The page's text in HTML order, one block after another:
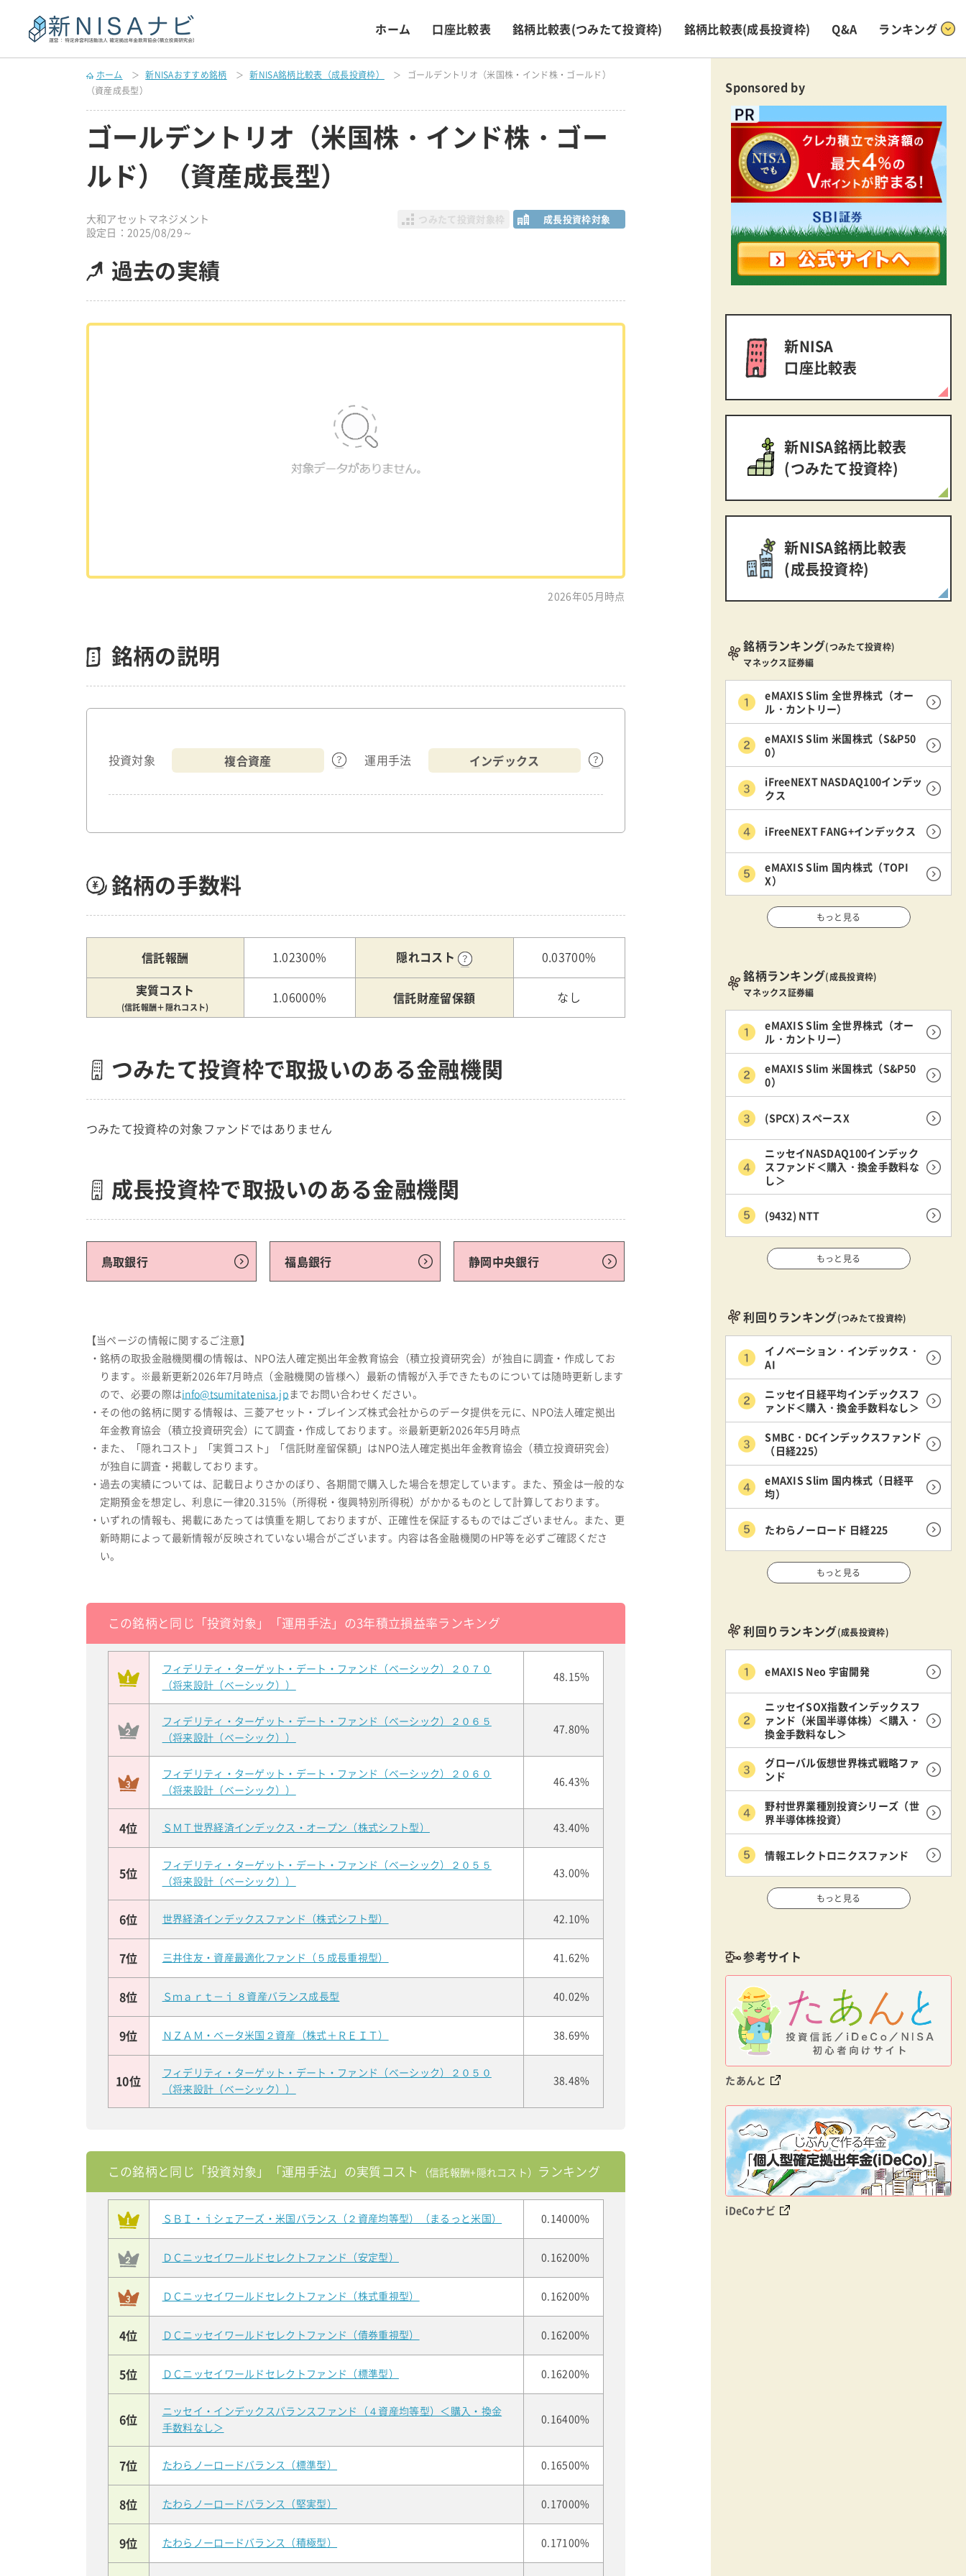
ホーム 口座比較表 銘柄比較表(つみたて投資枠) 銘柄比較表(成長投資枠) Q&A ランキング
ホーム 新NISAおすすめ銘柄 新NISA銘柄比較表（成長投資枠）
ゴールデントリオ（米国株・インド株・ゴールド）
（資産成長型）
ゴールデントリオ（米国株・インド株・ゴー
ルド）（資産成長型）
大和アセットマネジメント
設定日：2025/08/29～
つみたて投資対象枠 成長投資枠対象
過去の実績
2026年05月時点
銘柄の説明
投資対象 複合資産 運用手法 インデックス
銘柄の手数料
信託報酬 1.02300% 隠れコスト 0.03700%
実質コスト
(信託報酬＋隠れコスト)
1.06000% 信託財産留保額 なし
つみたて投資枠で取扱いのある金融機関
つみたて投資枠の対象ファンドではありません
成長投資枠で取扱いのある金融機関
鳥取銀行 福島銀行 静岡中央銀行
【当ページの情報に関するご注意】
・銘柄の取扱金融機関欄の情報は、NPO法人確定拠出年金教育協会（積立投資研究会）が独自に調査・作成してお
ります。※最新更新2026年7月時点（金融機関の皆様へ）最新の情報が入手できたものについては随時更新します
ので、必要の際はinfo@tsumitatenisa.jp までお問い合わせください。
・その他の銘柄に関する情報は、三菱アセット・ブレインズ株式会社からのデータ提供を元に、NPO法人確定拠出
年金教育協会（積立投資研究会）にて調査・作成しております。※最新更新2026年5月時点
・また、「隠れコスト」「実質コスト」「信託財産留保額」はNPO法人確定拠出年金教育協会（積立投資研究会）
が独自に調査・掲載しております。
・過去の実績については、記載日よりさかのぼり、各期間で購入した場合を想定しています。また、預金は一般的な
定期預金を想定し、利息に一律20.315%（所得税・復興特別所得税）がかかるものとして計算しております。
・いずれの情報も、掲載にあたっては慎重を期しておりますが、正確性を保証するものではございません。また、更
新時期によって最新情報が反映されていない場合がございます。内容は各金融機関のHP等を必ずご確認くださ
い。
この銘柄と同じ「投資対象」「運用手法」の3年積立損益率ランキング
フィデリティ・ターゲット・デート・ファンド（ベーシック）２０７０
（将来設計（ベーシック））
48.15%
フィデリティ・ターゲット・デート・ファンド（ベーシック）２０６５
（将来設計（ベーシック））
47.80%
フィデリティ・ターゲット・デート・ファンド（ベーシック）２０６０
（将来設計（ベーシック））
46.43%
4位 ＳＭＴ世界経済インデックス・オープン（株式シフト型） 43.40%
5位
フィデリティ・ターゲット・デート・ファンド（ベーシック）２０５５
（将来設計（ベーシック））
43.00%
6位 世界経済インデックスファンド（株式シフト型） 42.10%
7位 三井住友・資産最適化ファンド（５成長重視型） 41.62%
8位 Ｓｍａｒｔ－ｉ ８資産バランス成長型 40.02%
9位 ＮＺＡＭ・ベータ米国２資産（株式＋ＲＥＩＴ） 38.69%
10位
フィデリティ・ターゲット・デート・ファンド（ベーシック）２０５０
（将来設計（ベーシック））
38.48%
この銘柄と同じ「投資対象」「運用手法」の実質コスト （信託報酬+隠れコスト） ランキング
ＳＢＩ・ｉシェアーズ・米国バランス（２資産均等型）（まるっと米国） 0.14000%
ＤＣニッセイワールドセレクトファンド（安定型） 0.16200%
ＤＣニッセイワールドセレクトファンド（株式重視型） 0.16200%
4位 ＤＣニッセイワールドセレクトファンド（債券重視型） 0.16200%
5位 ＤＣニッセイワールドセレクトファンド（標準型） 0.16200%
6位
ニッセイ・インデックスバランスファンド（４資産均等型）＜購入・換金
手数料なし＞
0.16400%
7位 たわらノーロードバランス（標準型） 0.16500%
8位 たわらノーロードバランス（堅実型） 0.17000%
9位 たわらノーロードバランス（積極型） 0.17100%
Sponsored by
新NISA
口座比較表
新NISA銘柄比較表
(つみたて投資枠)
新NISA銘柄比較表
(成長投資枠)
銘柄ランキング(つみたて投資枠)
マネックス証券編
eMAXIS Slim 全世界株式（オー
ル・カントリー）
eMAXIS Slim 米国株式（S&P50
0）
iFreeNEXT NASDAQ100インデッ
クス
iFreeNEXT FANG+インデックス
eMAXIS Slim 国内株式（TOPI
X）
もっと見る
銘柄ランキング(成長投資枠)
マネックス証券編
eMAXIS Slim 全世界株式（オー
ル・カントリー）
eMAXIS Slim 米国株式（S&P50
0）
(SPCX) スペースX
ニッセイNASDAQ100インデック
スファンド＜購入・換金手数料な
し＞
(9432) NTT
もっと見る
利回りランキング(つみたて投資枠)
イノベーション・インデックス・
AI
ニッセイ日経平均インデックスフ
ァンド＜購入・換金手数料なし＞
SMBC・DCインデックスファンド
（日経225）
eMAXIS Slim 国内株式（日経平
均）
たわらノーロード 日経225
もっと見る
利回りランキング(成長投資枠)
eMAXIS Neo 宇宙開発
ニッセイSOX指数インデックスフ
ァンド（米国半導体株）＜購入・
換金手数料なし＞
グローバル仮想世界株式戦略ファ
ンド
野村世界業種別投資シリーズ（世
界半導体株投資）
情報エレクトロニクスファンド
もっと見る
参考サイト
たあんと
iDeCoナビ